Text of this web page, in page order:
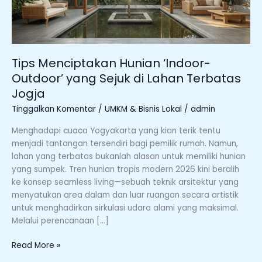
Tips Menciptakan Hunian ‘Indoor-
Outdoor’ yang Sejuk di Lahan Terbatas
Jogja
Tinggalkan Komentar / UMKM & Bisnis Lokal / admin
Menghadapi cuaca Yogyakarta yang kian terik tentu
menjadi tantangan tersendiri bagi pemilik rumah. Namun,
lahan yang terbatas bukanlah alasan untuk memiliki hunian
yang sumpek. Tren hunian tropis modern 2026 kini beralih
ke konsep seamless living—sebuah teknik arsitektur yang
menyatukan area dalam dan luar ruangan secara artistik
untuk menghadirkan sirkulasi udara alami yang maksimal.
Melalui perencanaan […]
Lahan
Terbatas
Jogja
Read More »